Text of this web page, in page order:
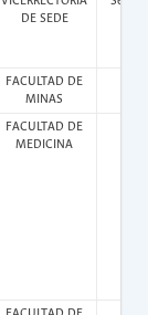
DE SEDE
FACULTAD DE
MINAS
FACULTAD DE
MEDICINA